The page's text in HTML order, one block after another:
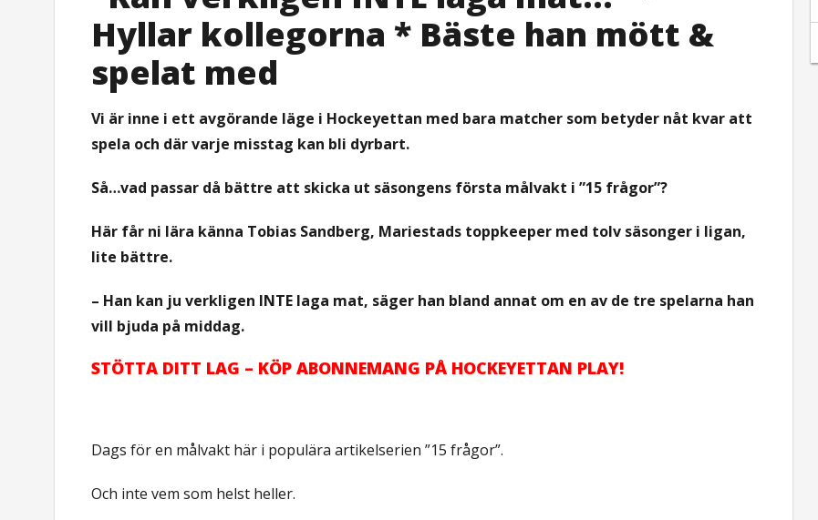
Hyllar kollegorna * Bäste han mött &
spelat med
Vi är inne i ett avgörande läge i Hockeyettan med bara matcher som betyder nåt kvar att
spela och där varje misstag kan bli dyrbart.
Så…vad passar då bättre att skicka ut säsongens första målvakt i ”15 frågor”?
Här får ni lära känna Tobias Sandberg, Mariestads toppkeeper med tolv säsonger i ligan,
lite bättre.
– Han kan ju verkligen INTE laga mat, säger han bland annat om en av de tre spelarna han
vill bjuda på middag.
STÖTTA DITT LAG – KÖP ABONNEMANG PÅ HOCKEYETTAN PLAY!
Dags för en målvakt här i populära artikelserien ”15 frågor”.
Och inte vem som helst heller.